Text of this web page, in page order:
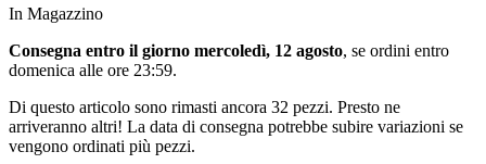
In Magazzino
Consegna entro il giorno mercoledì, 12 agosto, se ordini entro
domenica alle ore 23:59.
Di questo articolo sono rimasti ancora 32 pezzi. Presto ne
arriveranno altri! La data di consegna potrebbe subire variazioni se
vengono ordinati più pezzi.